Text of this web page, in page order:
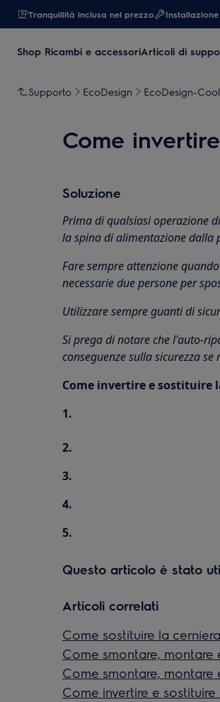
Tranquillità inclusa nel prezzo
Shop Ricambi e accessoriArticoli di
Supporto EcoDesign EcoDesign-
Come
Soluzione
Prima di qualsiasi operazione
la spina di alimentazione dalla
Fare sempre attenzione
necessarie due persone per
Utilizzare sempre guanti di
Si prega di notare che l'auto-
conseguenze sulla sicurezza
Come invertire e sostituire
1.
2.
3.
4.
5.
Questo articolo è stato
Articoli correlati
Come sostituire la
Come smontare, montare
Come smontare, montare
Come invertire e sostituire